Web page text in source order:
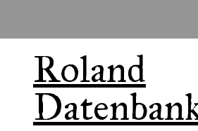
Roland